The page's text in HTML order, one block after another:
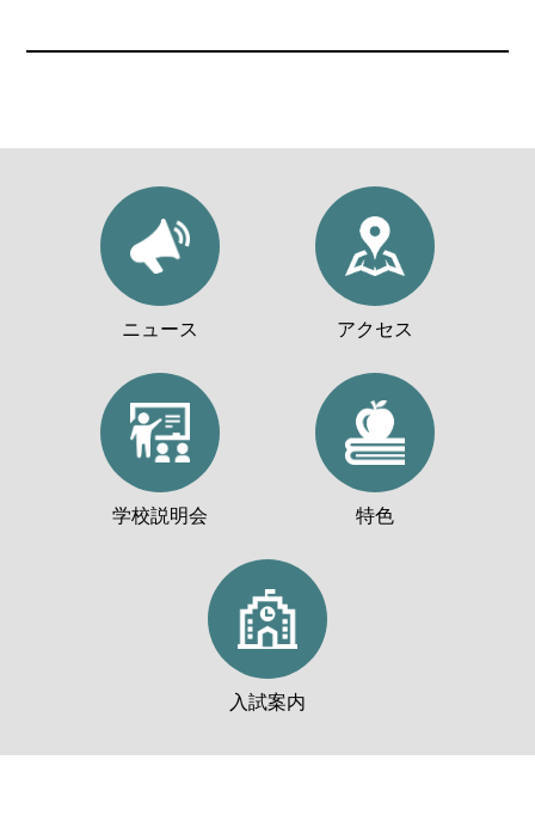
ニュース アクセス
学校説明会 特色
入試案内